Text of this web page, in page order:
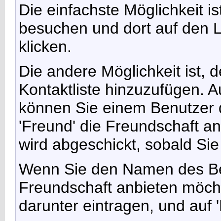
Die einfachste Möglichkeit
besuchen und dort auf den
klicken.
Die andere Möglichkeit ist,
Kontaktliste hinzuzufügen.
können Sie einem
'Freund' die Freundschaft
wird abgeschickt, sobald
Wenn Sie den Namen des
Freundschaft anbieten
darunter eintragen, und auf